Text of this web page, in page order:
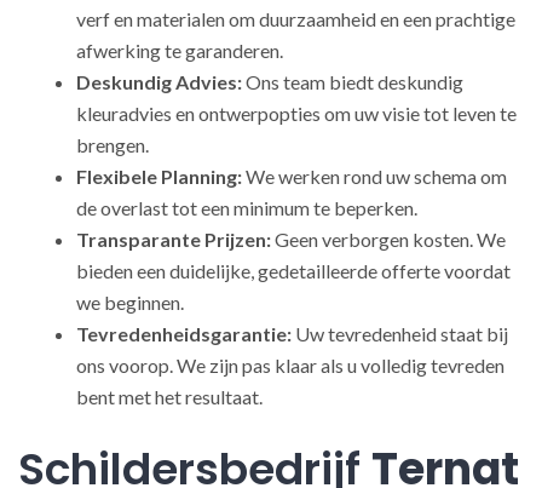
verf en materialen om duurzaamheid en een prachtige
afwerking te garanderen.
Deskundig Advies:Ons team biedt deskundig
kleuradvies en ontwerpopties om uw visie tot leven te
brengen.
Flexibele Planning:We werken rond uw schema om
de overlast tot een minimum te beperken.
Transparante Prijzen:Geen verborgen kosten. We
bieden een duidelijke, gedetailleerde offerte voordat
we beginnen.
Tevredenheidsgarantie: Uw tevredenheid staat bij
ons voorop. We zijn pas klaar als u volledig tevreden
bent met het resultaat.
Schildersbedrijf Ternat